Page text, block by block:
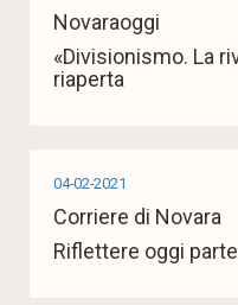
Novaraoggi
«Divisionismo. La
riaperta
04-02-2021
Corriere di Novara
Riflettere oggi